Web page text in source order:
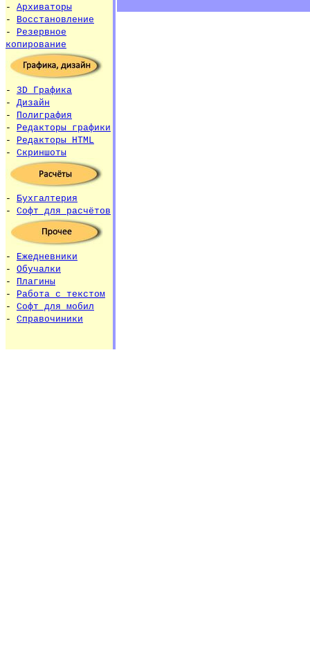
- Архиваторы
- Восстановление
- Резервное
копирование
- 3D Графика
- Дизайн
- Полиграфия
- Редакторы графики
- Редакторы HTML
- Скриншоты
- Бухгалтерия
- Софт для расчётов
- Ежедневники
- Обучалки
- Плагины
- Работа с текстом
- Софт для мобил
- Справочиники